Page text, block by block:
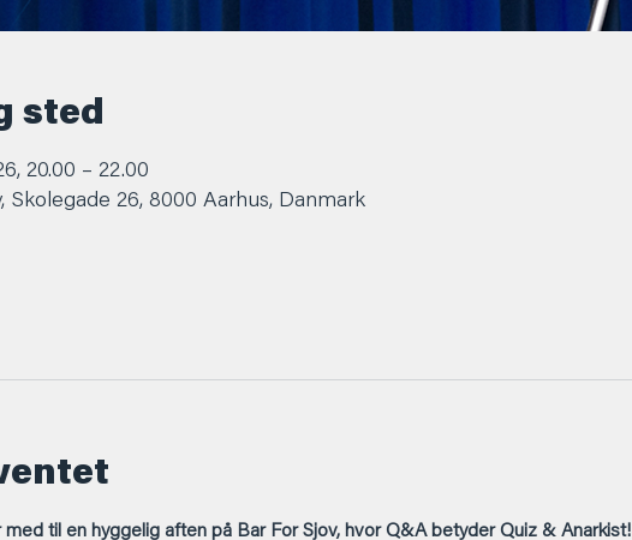
sted
20.00 – 22.00
Skolegade 26, 8000 Aarhus, Danmark
til en hyggelig aften på Bar For Sjov, hvor Q&A betyder Quiz & Anarkist!